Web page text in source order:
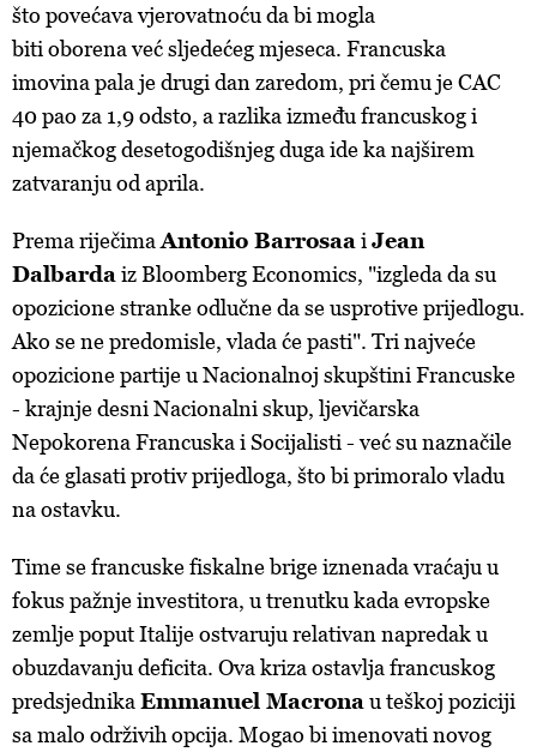
što povećava vjerovatnoću da bi mogla
biti oborena već sljedećeg mjeseca. Francuska
imovina pala je drugi dan zaredom, pri čemu je CAC
40 pao za 1,9 odsto, a razlika između francuskog i
njemačkog desetogodišnjeg duga ide ka najširem
zatvaranju od aprila.
Prema riječima Antonio Barrosaa i Jean
Dalbarda iz Bloomberg Economics, "izgleda da su
opozicione stranke odlučne da se usprotive prijedlogu.
Ako se ne predomisle, vlada će pasti". Tri najveće
opozicione partije u Nacionalnoj skupštini Francuske
- krajnje desni Nacionalni skup, ljevičarska
Nepokorena Francuska i Socijalisti - već su naznačile
da će glasati protiv prijedloga, što bi primoralo vladu
na ostavku.
Time se francuske fiskalne brige iznenada vraćaju u
fokus pažnje investitora, u trenutku kada evropske
zemlje poput Italije ostvaruju relativan napredak u
obuzdavanju deficita. Ova kriza ostavlja francuskog
predsjednika Emmanuel Macrona u teškoj poziciji
sa malo održivih opcija. Mogao bi imenovati novog